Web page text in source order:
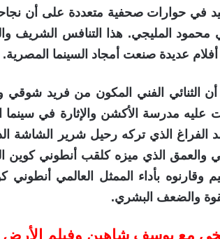
في حوارات صحفية متعددة على أن
المليجي. هذا التنافس الشريف
عديدة صنعت أمجاد السينما المصرية.
أن الثنائي الفني المكون من فريد
عليه مدرسة الأكشن والإثارة في
الذي تركه رحيل شرير الشاشة
والعمق الذي ميزه كلقب أنطوني كوين
وقارنوه بأداء الممثل العالمي
والضعف البشري.
مع يوسف شاهين وفيلم الأرض